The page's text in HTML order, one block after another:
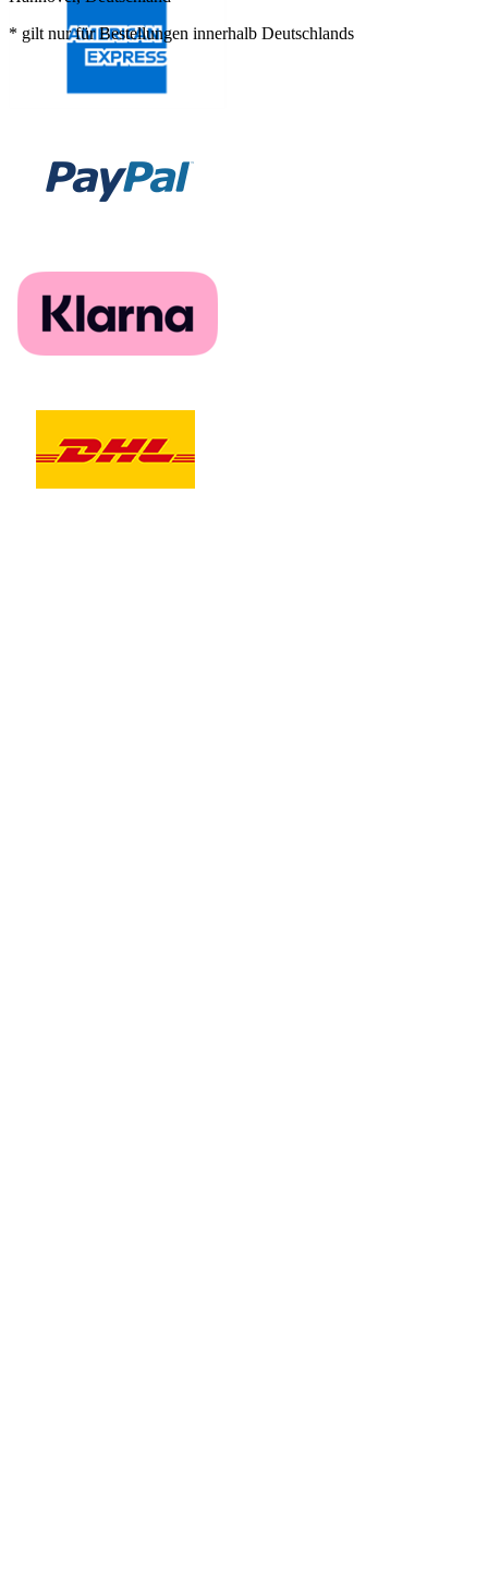
* gilt nur für Bestellungen innerhalb Deutschlands